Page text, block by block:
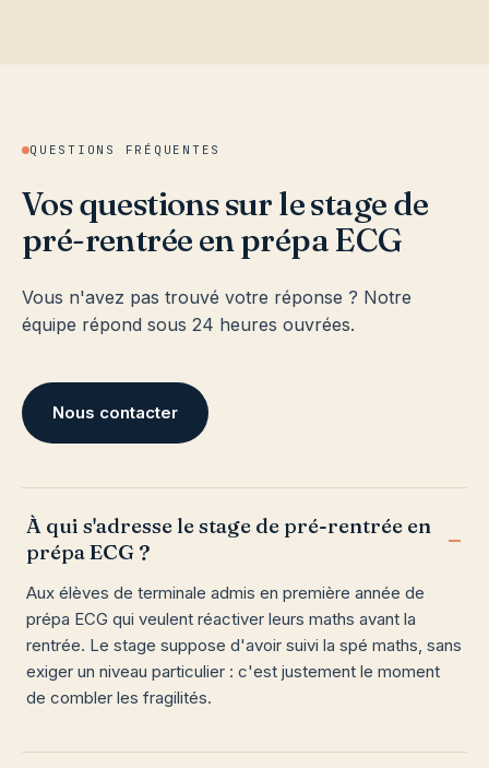
QUESTIONS FRÉQUENTES
Vos questions sur le stage de
pré-rentrée en prépa ECG
Vous n'avez pas trouvé votre réponse ? Notre
équipe répond sous 24 heures ouvrées.
Nous contacter
À qui s'adresse le stage de pré-rentrée en
prépa ECG ?
Aux élèves de terminale admis en première année de
prépa ECG qui veulent réactiver leurs maths avant la
rentrée. Le stage suppose d'avoir suivi la spé maths, sans
exiger un niveau particulier : c'est justement le moment
de combler les fragilités.